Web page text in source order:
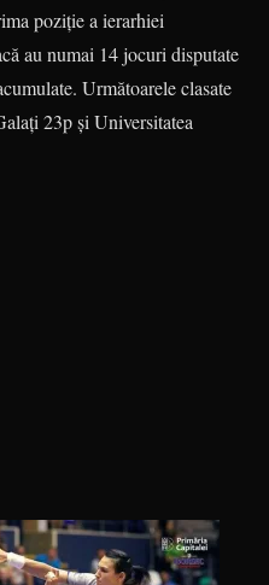
poziţie a ierarhiei
au numai 14 jocuri disputate
Următoarele clasate
23p şi Universitatea